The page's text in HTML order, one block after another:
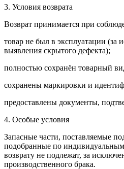
3. Условия возврата
Возврат принимается при
товар не был в эксплуатации (за
выявления скрытого дефекта);
полностью сохранён товарный
сохранены маркировки и
предоставлены документы,
4. Особые условия
Запасные части, поставляемые
подобранные по
возврату не подлежат, за
производственного брака.